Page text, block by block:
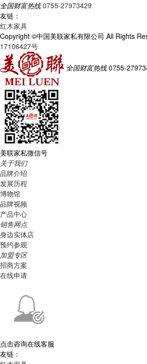
全国财富热线 0755-27973429
友链：
红木家具
Copyright ©中国美联家私有限公司 All Rights
17106427号
全国财富热线 0755-
美联家私微信号
关于我们
品牌介绍
发展历程
博物馆
品牌视频
产品中心
销售网点
身边实体店
预约参观
加盟专区
招商方案
在线申请
点击咨询在线客服
友链：